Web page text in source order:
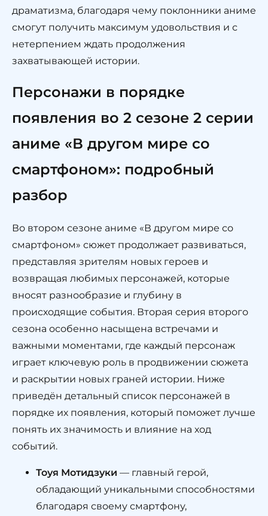
драматизма, благодаря чему поклонники аниме
смогут получить максимум удовольствия и с
нетерпением ждать продолжения
захватывающей истории.
Персонажи в порядке
появления во 2 сезоне 2 серии
аниме «В другом мире со
смартфоном»: подробный
разбор
Во втором сезоне аниме «В другом мире со
смартфоном» сюжет продолжает развиваться,
представляя зрителям новых героев и
возвращая любимых персонажей, которые
вносят разнообразие и глубину в
происходящие события. Вторая серия второго
сезона особенно насыщена встречами и
важными моментами, где каждый персонаж
играет ключевую роль в продвижении сюжета
и раскрытии новых граней истории. Ниже
приведён детальный список персонажей в
порядке их появления, который поможет лучше
понять их значимость и влияние на ход
событий.
Тоуя Мотидзуки — главный герой,
обладающий уникальными способностями
благодаря своему смартфону,